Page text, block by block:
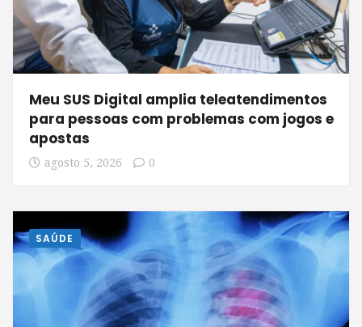
Meu SUS Digital amplia teleatendimentos
para pessoas com problemas com jogos e
apostas
agosto 5, 2026 0
SAÚDE